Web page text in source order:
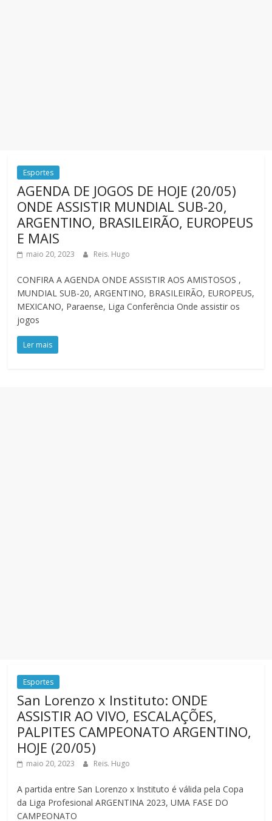
Esportes
AGENDA DE JOGOS DE HOJE (20/05)
ONDE ASSISTIR MUNDIAL SUB-20,
ARGENTINO, BRASILEIRÃO, EUROPEUS
E MAIS
maio 20, 2023 Reis. Hugo
CONFIRA A AGENDA ONDE ASSISTIR AOS AMISTOSOS ,
MUNDIAL SUB-20, ARGENTINO, BRASILEIRÃO, EUROPEUS,
MEXICANO, Paraense, Liga Conferência Onde assistir os
jogos
Ler mais
Esportes
San Lorenzo x Instituto: ONDE
ASSISTIR AO VIVO, ESCALAÇÕES,
PALPITES CAMPEONATO ARGENTINO,
HOJE (20/05)
maio 20, 2023 Reis. Hugo
A partida entre San Lorenzo x Instituto é válida pela Copa
da Liga Profesional ARGENTINA 2023, UMA FASE DO
CAMPEONATO